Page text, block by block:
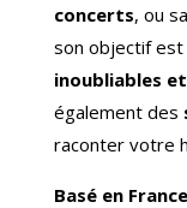
concerts, ou
son objectif
inoubliables
également des
raconter votre
Basé en